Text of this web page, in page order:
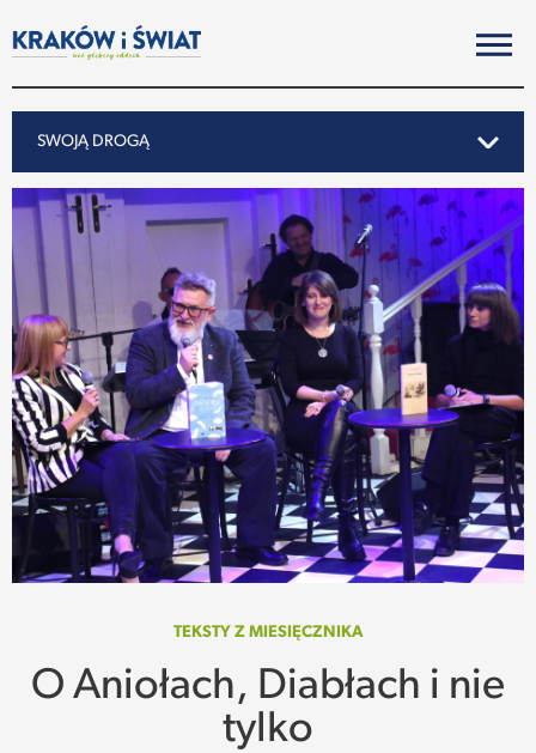
SWOJĄ DROGĄ
SWOJĄ DROGĄ
REPORTAŻ
NOTY ZE ŚWIATA
PO KRAKOSKU
MIASTO
SUBIEKTYWNIE
SPOTKANIE
REKOMENDACJE
TEKSTY Z MIESIĘCZNIKA
O Aniołach, Diabłach i nie
tylko